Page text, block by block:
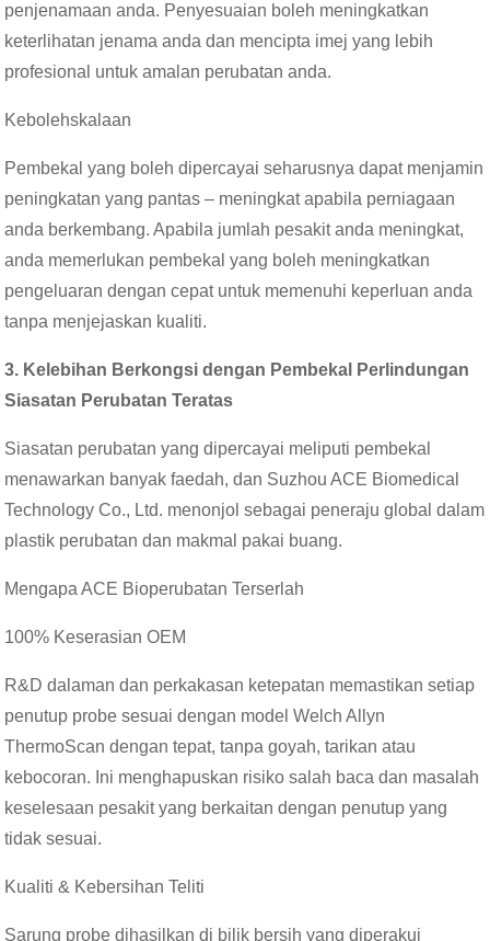
penjenamaan anda. Penyesuaian boleh meningkatkan
keterlihatan jenama anda dan mencipta imej yang lebih
profesional untuk amalan perubatan anda.
Kebolehskalaan
Pembekal yang boleh dipercayai seharusnya dapat menjamin
peningkatan yang pantas – meningkat apabila perniagaan
anda berkembang. Apabila jumlah pesakit anda meningkat,
anda memerlukan pembekal yang boleh meningkatkan
pengeluaran dengan cepat untuk memenuhi keperluan anda
tanpa menjejaskan kualiti.
3. Kelebihan Berkongsi dengan Pembekal Perlindungan
Siasatan Perubatan Teratas
Siasatan perubatan yang dipercayai meliputi pembekal
menawarkan banyak faedah, dan Suzhou ACE Biomedical
Technology Co., Ltd. menonjol sebagai peneraju global dalam
plastik perubatan dan makmal pakai buang.
Mengapa ACE Bioperubatan Terserlah
100% Keserasian OEM
R&D dalaman dan perkakasan ketepatan memastikan setiap
penutup probe sesuai dengan model Welch Allyn
ThermoScan dengan tepat, tanpa goyah, tarikan atau
kebocoran. Ini menghapuskan risiko salah baca dan masalah
keselesaan pesakit yang berkaitan dengan penutup yang
tidak sesuai.
Kualiti & Kebersihan Teliti
Sarung probe dihasilkan di bilik bersih yang diperakui